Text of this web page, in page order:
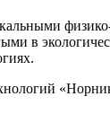
в